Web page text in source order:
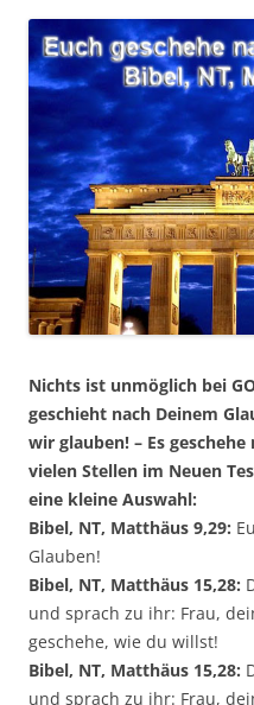
Nichts ist unmöglich bei
geschieht nach Deinem
wir glauben! – Es
vielen Stellen im Neuen
eine kleine Auswahl:
Bibel, NT, Matthäus 9,29:
Glauben!
Bibel, NT, Matthäus 15,28:
und sprach zu ihr: Frau,
geschehe, wie du willst!
Bibel, NT, Matthäus 15,28:
und sprach zu ihr: Frau,